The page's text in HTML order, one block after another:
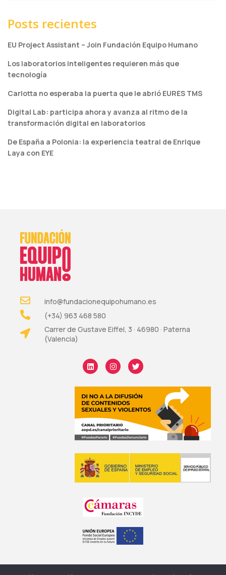
Posts recientes
EU Project Assistant – Join Fundación Equipo Humano
Los laboratorios inteligentes requieren más que
tecnología
Carlotta no esperaba la puerta que le abrió EURES TMS
Digital Lab: participa ahora y avanza al ritmo de la
transformación digital en laboratorios
De España a Polonia: la experiencia teatral de Enrique
Laya con EYE
info@fundacionequipohumano.es
(+34) 963 468 580
Carrer de Gustave Eiffel, 3 · 46980 · Paterna
(Valencia)